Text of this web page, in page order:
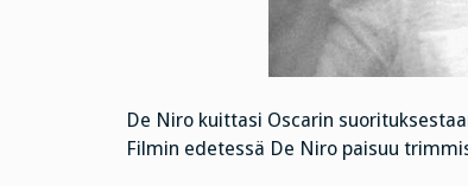
De Niro kuittasi Oscarin
Filmin edetessä De Niro paisuu